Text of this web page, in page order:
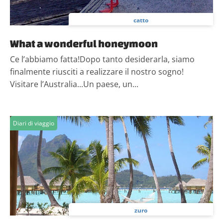
catto
What a wonderful honeymoon
Ce l’abbiamo fatta!Dopo tanto desiderarla, siamo
finalmente riusciti a realizzare il nostro sogno!
Visitare l’Australia...Un paese, un...
Diari di viaggio
zuro